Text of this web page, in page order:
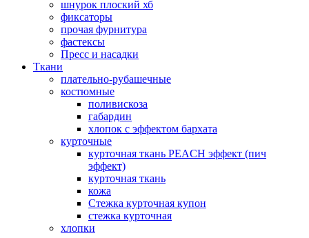
шнурок плоский хб
фиксаторы
прочая фурнитура
фастексы
Пресс и насадки
Ткани
плательно-рубашечные
костюмные
поливискоза
габардин
хлопок с эффектом бархата
курточные
курточная ткань PEACH эффект (пич
эффект)
курточная ткань
кожа
Стежка курточная купон
стежка курточная
хлопки